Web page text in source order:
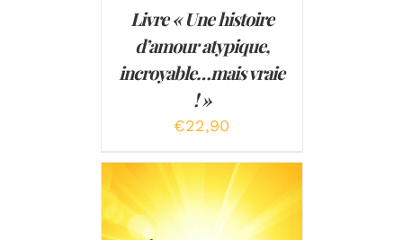
Livre « Une histoire
d’amour atypique,
incroyable…mais vraie
! »
€22,90